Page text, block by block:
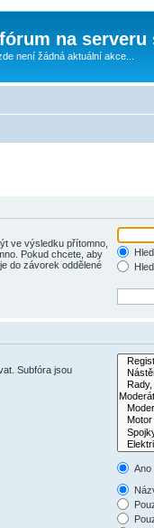
na serveru
není žádná aktuální akce...
ve výsledku přítomno,
Pokud chcete, aby
do závorek oddělené
Subfóra jsou
Ano